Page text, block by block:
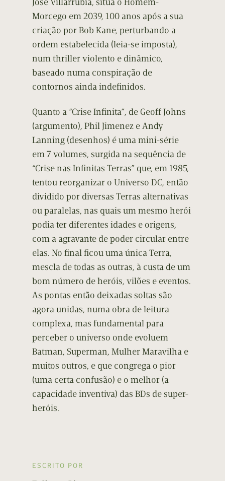
Morcego em 2039, 100 anos após a sua
criação por Bob Kane, perturbando a
ordem estabelecida (leia-se imposta),
num thriller violento e dinâmico,
baseado numa conspiração de
contornos ainda indefinidos.
Quanto a “Crise Infinita”, de Geoff Johns
(argumento), Phil Jimenez e Andy
Lanning (desenhos) é uma mini-série
em 7 volumes, surgida na sequência de
“Crise nas Infinitas Terras” que, em 1985,
tentou reorganizar o Universo DC, então
dividido por diversas Terras alternativas
ou paralelas, nas quais um mesmo herói
podia ter diferentes idades e origens,
com a agravante de poder circular entre
elas. No final ficou uma única Terra,
mescla de todas as outras, à custa de um
bom número de heróis, vilões e eventos.
As pontas então deixadas soltas são
agora unidas, numa obra de leitura
complexa, mas fundamental para
perceber o universo onde evoluem
Batman, Superman, Mulher Maravilha e
muitos outros, e que congrega o pior
(uma certa confusão) e o melhor (a
capacidade inventiva) das BDs de super-
heróis.
ESCRITO POR